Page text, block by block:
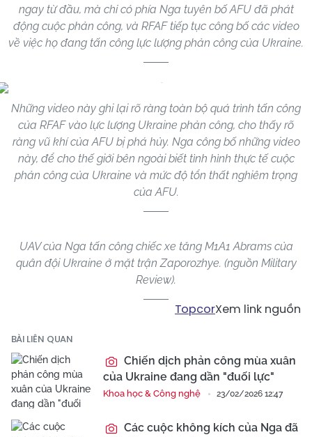
ngay từ đầu, mà chỉ có phía Nga tuyên bố AFU đã phát
động cuộc phản công, và RFAF tiếp tục công bố các video
về việc họ đang tấn công lực lượng phản công của Ukraine.
Những video này ghi lại rõ ràng toàn bộ quá trình tấn công
của RFAF vào lực lượng Ukraine phản công, cho thấy rõ
ràng vũ khí của AFU bị phá hủy. Nga công bố những video
này, để cho thế giới bên ngoài biết tình hình thực tế cuộc
phản công của Ukraine và mức độ tổn thất nghiêm trọng
của AFU.
UAV của Nga tấn công chiếc xe tăng M1A1 Abrams của
quân đội Ukraine ở mặt trận Zaporozhye. (nguồn Military
Review).
TopcorXem link nguồn
BÀI LIÊN QUAN
Chiến dịch phản công mùa xuân
của Ukraine đang dần "đuối lực"
Khoa học & Công nghệ 23/02/2026 12:47
Các cuộc không kích của Nga đã